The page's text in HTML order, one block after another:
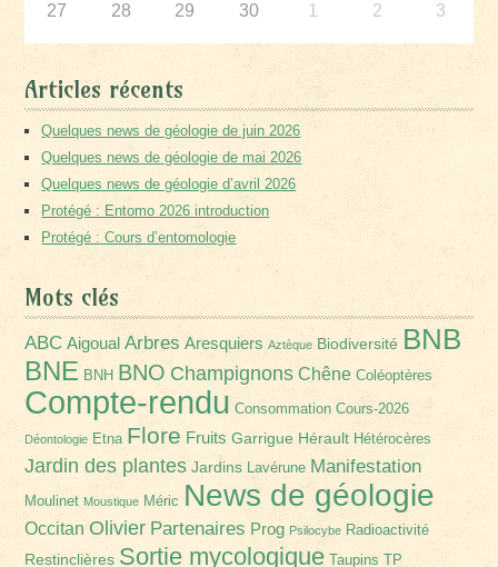
27 28 29 30 1 2 3
Articles récents
Quelques news de géologie de juin 2026
Quelques news de géologie de mai 2026
Quelques news de géologie d’avril 2026
Protégé : Entomo 2026 introduction
Protégé : Cours d’entomologie
Mots clés
ABC Aigoual Arbres Aresquiers Aztèque Biodiversité BNB
BNE BNH BNO Champignons Chêne Coléoptères
Compte-rendu Consommation Cours-2026
Déontologie Etna Flore Fruits Garrigue Hérault Hétérocères
Jardin des plantes Jardins Lavérune Manifestation
Moulinet Moustique Méric News de géologie
Occitan Olivier Partenaires Prog Psilocybe Radioactivité
Restinclières Sortie mycologique Taupins TP